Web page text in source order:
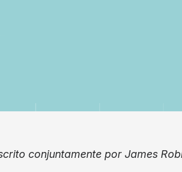
conjuntamente por James